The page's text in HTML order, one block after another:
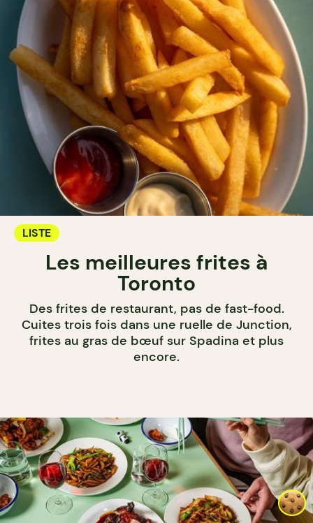
LISTE
Les meilleures frites à
Toronto
Des frites de restaurant, pas de fast-food.
Cuites trois fois dans une ruelle de Junction,
frites au gras de bœuf sur Spadina et plus
encore.